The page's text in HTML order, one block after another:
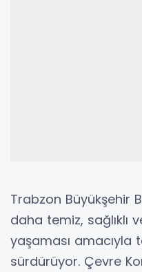
Trabzon Büyükşehir
daha temiz, sağlıklı
yaşaması amacıyla
sürdürüyor. Çevre